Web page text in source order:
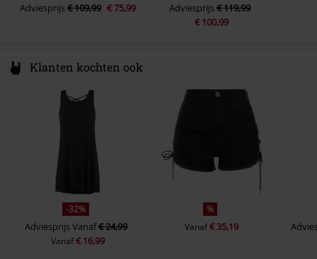
Adviesprijs€ 109,99 € 75,99 Adviesprijs€ 119,99
€ 100,99
Klanten kochten ook
-32%
AdviesprijsVanaf€ 24,99
Vanaf€ 16,99
%
Vanaf€ 35,19